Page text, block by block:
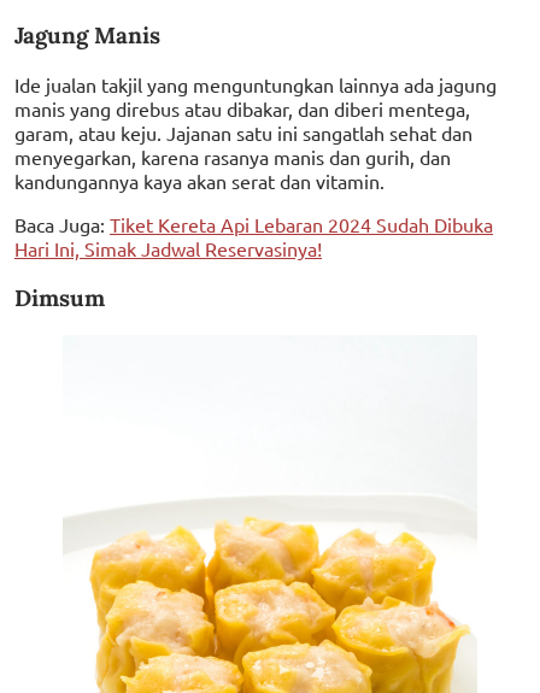
Jagung Manis
Ide jualan takjil yang menguntungkan lainnya ada jagung
manis yang direbus atau dibakar, dan diberi mentega,
garam, atau keju. Jajanan satu ini sangatlah sehat dan
menyegarkan, karena rasanya manis dan gurih, dan
kandungannya kaya akan serat dan vitamin.
Baca Juga: Tiket Kereta Api Lebaran 2024 Sudah Dibuka
Hari Ini, Simak Jadwal Reservasinya!
Dimsum